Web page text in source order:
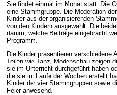
Sie findet einmal im Monat statt. Die
eine Stammgruppe. Die Moderation
Kinder aus der organisierenden
von den Kindern ausgewählt. Die
darum, welche Beiträge eingebracht
Programm.
Die Kinder präsentieren verschiedene
Teilen wie Tanz, Modenschau zeigen
sie im Unterricht durchgeführt haben
die sie im Laufe der Wochen erstellt
Kinder der vier Stammgruppen sowie
Feier anwesend.